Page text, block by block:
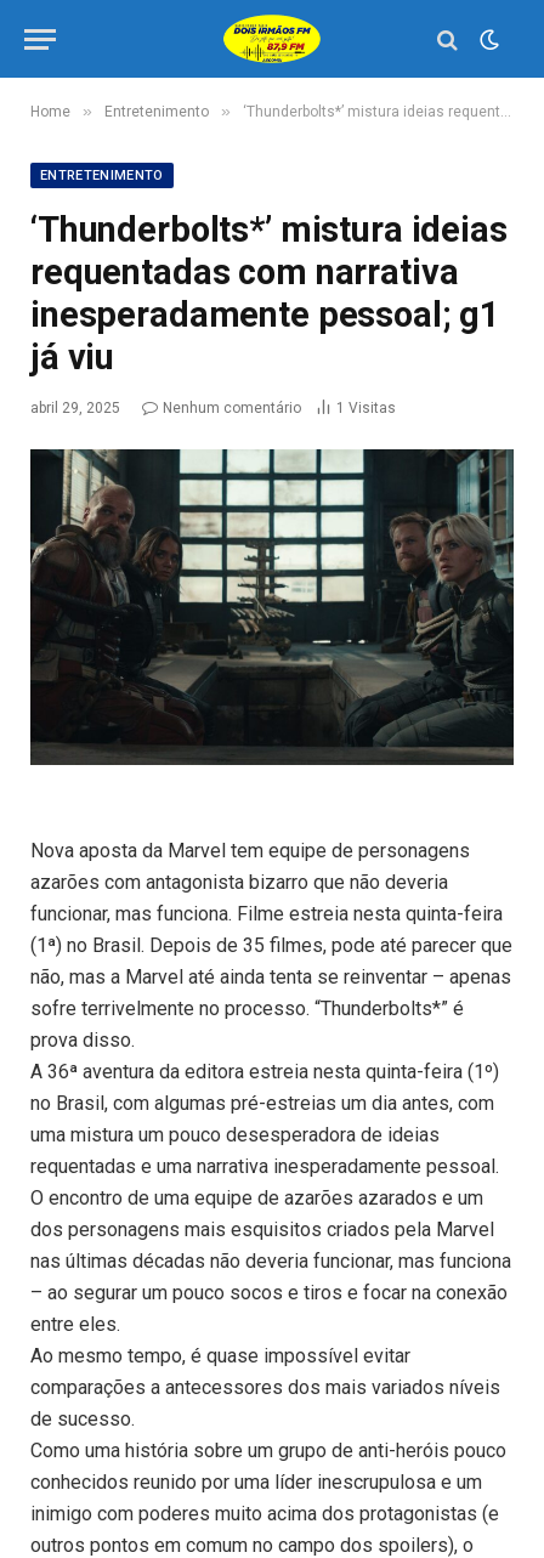
Home » Entretenimento » ‘Thunderbolts*’ mistura ideias requentadas com narrativa inesperadamente pessoal; g1 já viu
ENTRETENIMENTO
‘Thunderbolts*’ mistura ideias
requentadas com narrativa
inesperadamente pessoal; g1
já viu
abril 29, 2025 Nenhum comentário 1 Visitas
Nova aposta da Marvel tem equipe de personagens
azarões com antagonista bizarro que não deveria
funcionar, mas funciona. Filme estreia nesta quinta-feira
(1ª) no Brasil. Depois de 35 filmes, pode até parecer que
não, mas a Marvel até ainda tenta se reinventar – apenas
sofre terrivelmente no processo. “Thunderbolts*” é
prova disso.
A 36ª aventura da editora estreia nesta quinta-feira (1º)
no Brasil, com algumas pré-estreias um dia antes, com
uma mistura um pouco desesperadora de ideias
requentadas e uma narrativa inesperadamente pessoal.
O encontro de uma equipe de azarões azarados e um
dos personagens mais esquisitos criados pela Marvel
nas últimas décadas não deveria funcionar, mas funciona
– ao segurar um pouco socos e tiros e focar na conexão
entre eles.
Ao mesmo tempo, é quase impossível evitar
comparações a antecessores dos mais variados níveis
de sucesso.
Como uma história sobre um grupo de anti-heróis pouco
conhecidos reunido por uma líder inescrupulosa e um
inimigo com poderes muito acima dos protagonistas (e
outros pontos em comum no campo dos spoilers), o